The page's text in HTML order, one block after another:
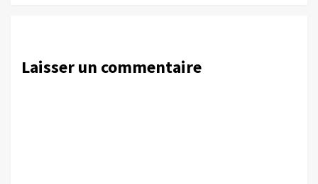
Laisser un commentaire